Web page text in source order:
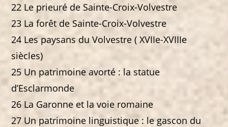
22 Le prieuré de Sainte-Croix-Volvestre
23 La forêt de Sainte-Croix-Volvestre
24 Les paysans du Volvestre ( XVIIe-XVIIIe
siècles)
25 Un patrimoine avorté : la statue
d’Esclarmonde
26 La Garonne et la voie romaine
27 Un patrimoine linguistique : le gascon du